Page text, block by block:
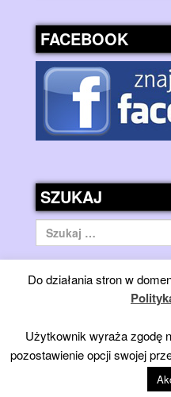
FACEBOOK
SZUKAJ
Szukaj:
© 2026Górska
Do działania stron w
Użytkownik wyraża zgodę
pozostawienie opcji swojej